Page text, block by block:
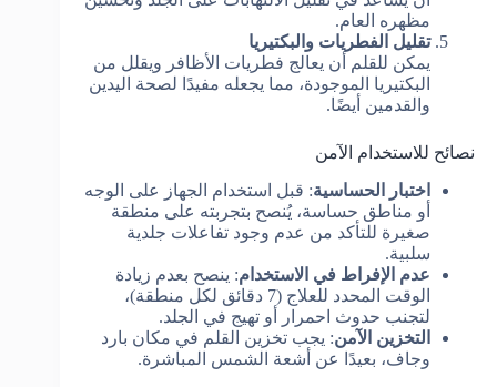
مظهره العام.
تقليل الفطريات والبكتيريا
يمكن للقلم أن يعالج فطريات الأظافر ويقلل من
البكتيريا الموجودة، مما يجعله مفيدًا لصحة اليدين
والقدمين أيضًا.
نصائح للاستخدام الآمن
اختبار الحساسية: قبل استخدام الجهاز على الوجه
أو مناطق حساسة، يُنصح بتجربته على منطقة
صغيرة للتأكد من عدم وجود تفاعلات جلدية
سلبية.
عدم الإفراط في الاستخدام: ينصح بعدم زيادة
الوقت المحدد للعلاج (7 دقائق لكل منطقة)،
لتجنب حدوث احمرار أو تهيج في الجلد.
التخزين الآمن: يجب تخزين القلم في مكان بارد
وجاف، بعيدًا عن أشعة الشمس المباشرة.